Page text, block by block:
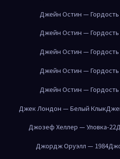
Джейн Остин —
Джейн Остин —
Джейн Остин —
Джейн Остин —
Джейн Остин —
Джек Лондон — Белый Клык
Джозеф Хеллер — Уловка-22
Джордж Оруэлл — 1984